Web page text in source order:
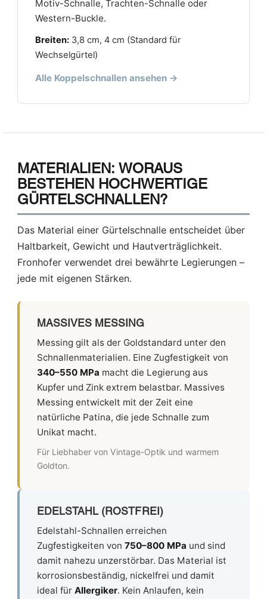
Motiv-Schnalle, Trachten-Schnalle oder
Western-Buckle.
Breiten:3,8 cm, 4 cm (Standard für
Wechselgürtel)
Alle Koppelschnallen ansehen →
MATERIALIEN: WORAUS
BESTEHEN HOCHWERTIGE
GÜRTELSCHNALLEN?
Das Material einer Gürtelschnalle entscheidet über
Haltbarkeit, Gewicht und Hautverträglichkeit.
Fronhofer verwendet drei bewährte Legierungen –
jede mit eigenen Stärken.
MASSIVES MESSING
Messing gilt als der Goldstandard unter den
Schnallenmaterialien. Eine Zugfestigkeit von
340–550 MPa macht die Legierung aus
Kupfer und Zink extrem belastbar. Massives
Messing entwickelt mit der Zeit eine
natürliche Patina, die jede Schnalle zum
Unikat macht.
Für Liebhaber von Vintage-Optik und warmem
Goldton.
EDELSTAHL (ROSTFREI)
Edelstahl-Schnallen erreichen
Zugfestigkeiten von 750–800 MPa und sind
damit nahezu unzerstörbar. Das Material ist
korrosionsbeständig, nickelfrei und damit
ideal für Allergiker. Kein Anlaufen, kein